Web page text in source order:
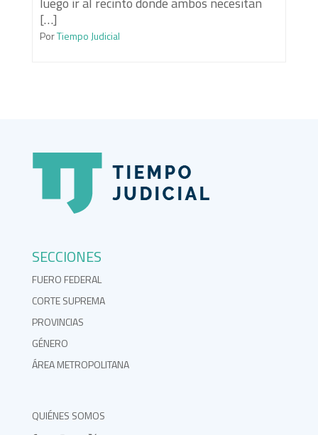
[…]
PorTiempo Judicial
SECCIONES
FUERO FEDERAL
CORTE SUPREMA
PROVINCIAS
GÉNERO
ÁREA METROPOLITANA
QUIÉNES SOMOS